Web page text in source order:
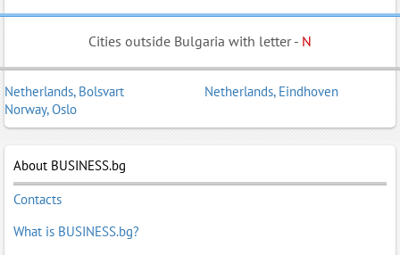
Cities outside Bulgaria with letter - N
Netherlands, Bolsvart
Netherlands, Eindhoven
Norway, Oslo
About BUSINESS.bg
Contacts
What is BUSINESS.bg?